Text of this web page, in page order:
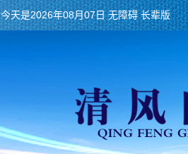
今天是2026年08月07日 无障碍 长辈版